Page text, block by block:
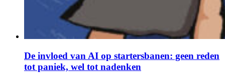
De invloed van AI op startersbanen: geen reden
tot paniek, wel tot nadenken